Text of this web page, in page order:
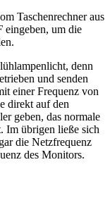
Taschenrechner aus
eingeben, um die
denn
und senden
einer Frequenz von
direkt auf den
geben, das normale
Im übrigen ließe sich
die Netzfrequenz
des Monitors.